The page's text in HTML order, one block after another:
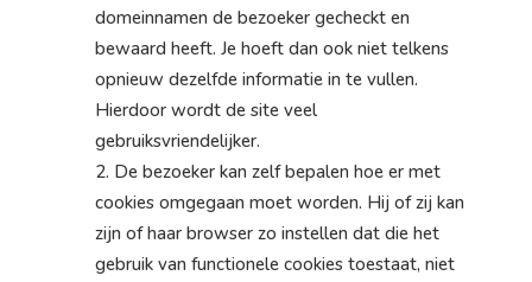
domeinnamen de bezoeker gecheckt en
bewaard heeft. Je hoeft dan ook niet telkens
opnieuw dezelfde informatie in te vullen.
Hierdoor wordt de site veel
gebruiksvriendelijker.
De bezoeker kan zelf bepalen hoe er met
cookies omgegaan moet worden. Hij of zij kan
zijn of haar browser zo instellen dat die het
gebruik van functionele cookies toestaat, niet